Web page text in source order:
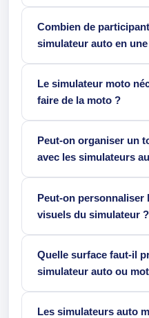
Combien de
simulateur auto en
Le simulateur moto
faire de la moto ?
Peut-on organiser un
avec les simulateurs
Peut-on personnaliser
visuels du simulateur ?
Quelle surface faut-il
simulateur auto ou
Les simulateurs auto